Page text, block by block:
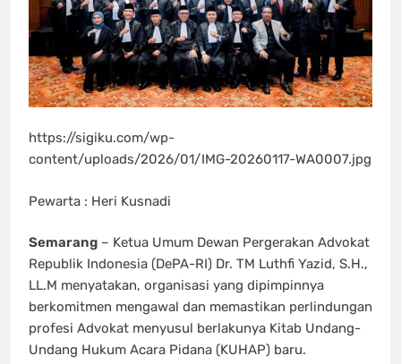
https://sigiku.com/wp-
content/uploads/2026/01/IMG-20260117-WA0007.jpg
Pewarta : Heri Kusnadi
Semarang – Ketua Umum Dewan Pergerakan Advokat
Republik Indonesia (DePA-RI) Dr. TM Luthfi Yazid, S.H.,
LL.M menyatakan, organisasi yang dipimpinnya
berkomitmen mengawal dan memastikan perlindungan
profesi Advokat menyusul berlakunya Kitab Undang-
Undang Hukum Acara Pidana (KUHAP) baru.